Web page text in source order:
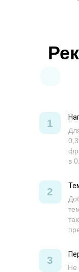
в
Не
1
2
3